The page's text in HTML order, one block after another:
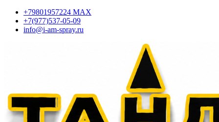
+79801957224 МАХ
+7(977)537-05-09
info@i-am-spray.ru